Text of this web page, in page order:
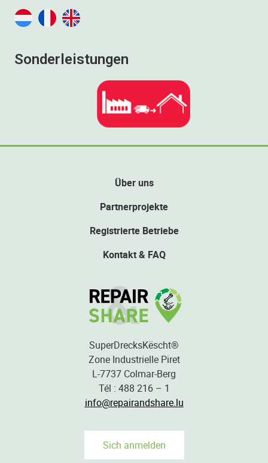
Sonderleistungen
Über uns
Partnerprojekte
Registrierte Betriebe
Kontakt & FAQ
SuperDrecksKëscht®
Zone Industrielle Piret
L-7737 Colmar-Berg
Tél : 488 216 – 1
info@repairandshare.lu
Sich anmelden